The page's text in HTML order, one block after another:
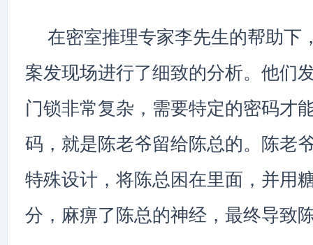
在密室推理专家李先生的帮助下
案发现场进行了细致的分析。他们
门锁非常复杂，需要特定的密码才
码，就是陈老爷留给陈总的。陈老
特殊设计，将陈总困在里面，并用
分，麻痹了陈总的神经，最终导致